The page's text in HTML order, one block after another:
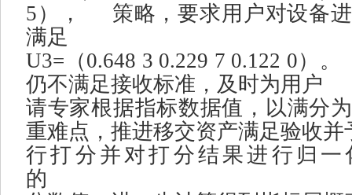
5 ），
策略，要求用户对设备
满足
U3= （0.648 3 0.229 7 0.122 0）。
仍不满足接收标准，及时为用户
请专家根据指标数据值，以满分为
重难点，推进移交资产满足验收并
行打分并对打分结果进行归
的